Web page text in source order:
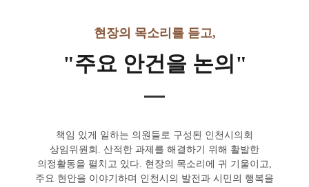
현장의 목소리를 듣고,
"주요 안건을 논의"
책임 있게 일하는 의원들로 구성된 인천시의회
상임위원회. 산적한 과제를 해결하기 위해 활발한
의정활동을 펼치고 있다. 현장의 목소리에 귀 기울이고,
주요 현안을 이야기하며 인천시의 발전과 시민의 행복을